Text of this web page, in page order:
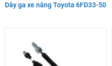
Dây ga xe nâng Toyota 6FD33-50